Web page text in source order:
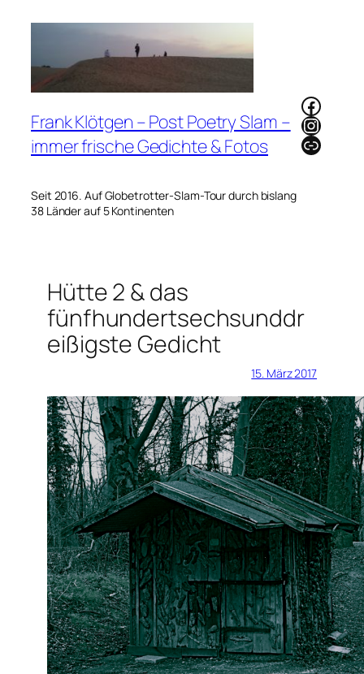
Frank Klötgen – Post Poetry Slam –
immer frische Gedichte & Fotos
Seit 2016. Auf Globetrotter-Slam-Tour durch bislang
38 Länder auf 5 Kontinenten
Link
Hütte 2 & das
fünfhundertsechsunddr
eißigste Gedicht
15. März 2017